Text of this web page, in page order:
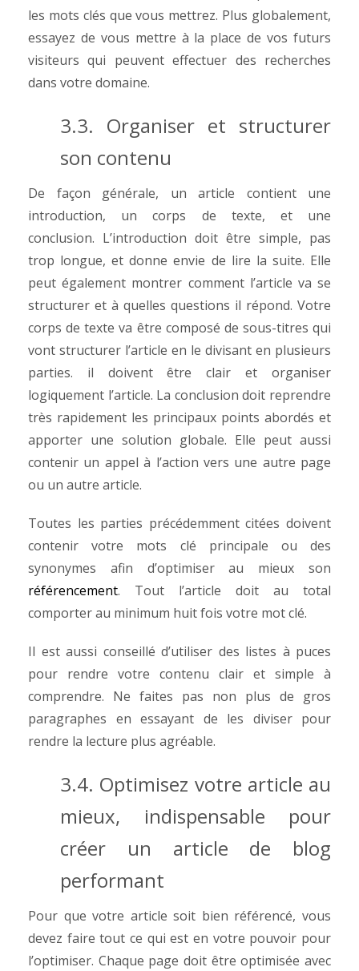
les mots clés que vous mettrez. Plus globalement,
essayez de vous mettre à la place de vos futurs
visiteurs qui peuvent effectuer des recherches
dans votre domaine.
3.3. Organiser et structurer
son contenu
De façon générale, un article contient une
introduction, un corps de texte, et une
conclusion. L’introduction doit être simple, pas
trop longue, et donne envie de lire la suite. Elle
peut également montrer comment l’article va se
structurer et à quelles questions il répond. Votre
corps de texte va être composé de sous-titres qui
vont structurer l’article en le divisant en plusieurs
parties. il doivent être clair et organiser
logiquement l’article. La conclusion doit reprendre
très rapidement les principaux points abordés et
apporter une solution globale. Elle peut aussi
contenir un appel à l’action vers une autre page
ou un autre article.
Toutes les parties précédemment citées doivent
contenir votre mots clé principale ou des
synonymes afin d’optimiser au mieux son
référencement. Tout l’article doit au total
comporter au minimum huit fois votre mot clé.
Il est aussi conseillé d’utiliser des listes à puces
pour rendre votre contenu clair et simple à
comprendre. Ne faites pas non plus de gros
paragraphes en essayant de les diviser pour
rendre la lecture plus agréable.
3.4. Optimisez votre article au
mieux, indispensable pour
créer un article de blog
performant
Pour que votre article soit bien référencé, vous
devez faire tout ce qui est en votre pouvoir pour
l’optimiser. Chaque page doit être optimisée avec